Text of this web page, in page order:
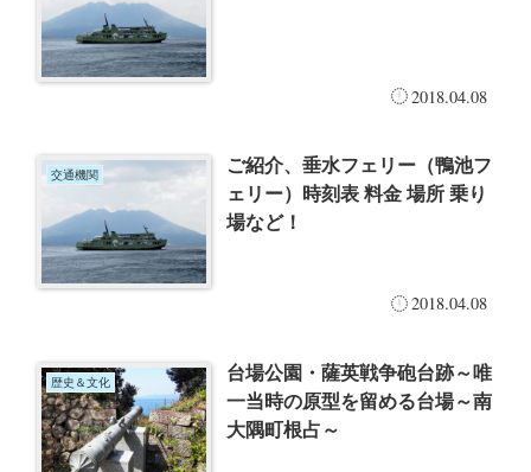
2018.04.08
交通機関
ご紹介、垂水フェリー（鴨池フ
ェリー）時刻表 料金 場所 乗り
場など！
2018.04.08
歴史＆文化
台場公園・薩英戦争砲台跡～唯
一当時の原型を留める台場～南
大隅町根占～